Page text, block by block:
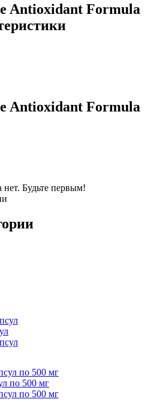
Antioxidant Formula
Antioxidant Formula
нет. Будьте первым!
по 500 мг